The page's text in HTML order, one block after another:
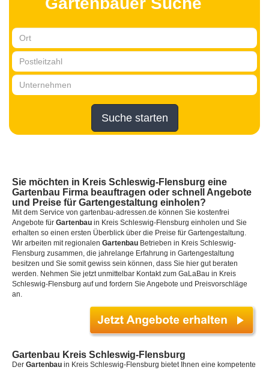
Suche starten
Sie möchten in Kreis Schleswig-Flensburg eine
Gartenbau Firma beauftragen oder schnell Angebote
und Preise für Gartengestaltung einholen?
Mit dem Service von gartenbau-adressen.de können Sie kostenfrei
Angebote für Gartenbau in Kreis Schleswig-Flensburg einholen und Sie
erhalten so einen ersten Überblick über die Preise für Gartengestaltung.
Wir arbeiten mit regionalen Gartenbau Betrieben in Kreis Schleswig-
Flensburg zusammen, die jahrelange Erfahrung in Gartengestaltung
besitzen und Sie somit gewiss sein können, dass Sie hier gut beraten
werden. Nehmen Sie jetzt unmittelbar Kontakt zum GaLaBau in Kreis
Schleswig-Flensburg auf und fordern Sie Angebote und Preisvorschläge
an.
Gartenbau Kreis Schleswig-Flensburg
Der Gartenbau in Kreis Schleswig-Flensburg bietet Ihnen eine kompetente